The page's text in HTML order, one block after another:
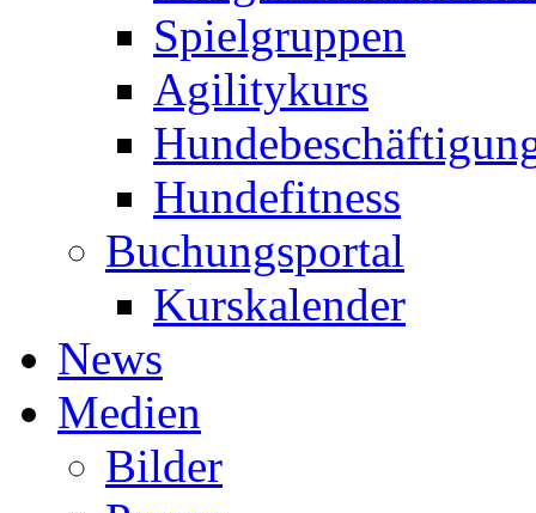
Spielgruppen
Agilitykurs
Hundefitness
Buchungsportal
Kurskalender
News
Medien
Bilder